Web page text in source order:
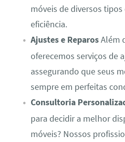
móveis de diversos
eficiência.
Ajustes e ReparosAlém
oferecemos serviços de
assegurando que seus
sempre em perfeitas
Consultoria
para decidir a melhor
móveis? Nossos